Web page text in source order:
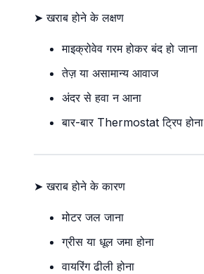
➤ खराब होने के लक्षण
माइक्रोवेव गरम होकर बंद हो जाना
तेज़ या असामान्य आवाज
अंदर से हवा न आना
बार-बार Thermostat ट्रिप होना
➤ खराब होने के कारण
मोटर जल जाना
ग्रीस या धूल जमा होना
वायरिंग ढीली होना